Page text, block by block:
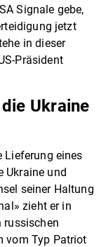
Signale gebe,
jetzt
in dieser
Präsident
Ukraine
Lieferung eines
Ukraine und
seiner Haltung
zieht er in
russischen
vom Typ Patriot